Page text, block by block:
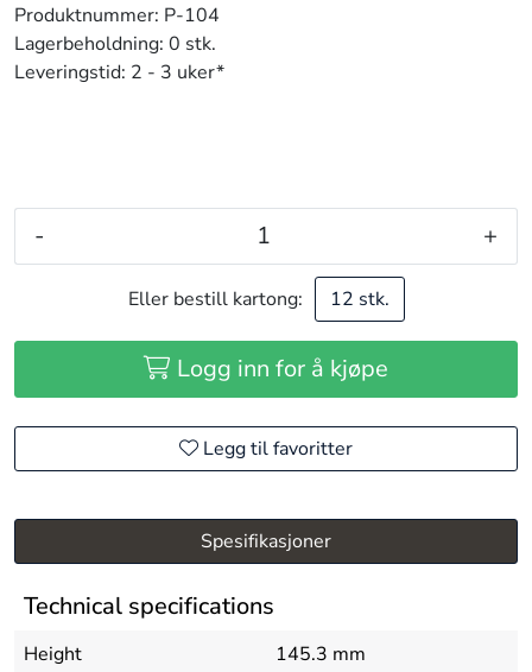
Produktnummer: P-104
Lagerbeholdning: 0 stk.
Leveringstid: 2 - 3 uker*
- +
Eller bestill kartong: 12 stk.
Logg inn for å kjøpe
Legg til favoritter
Spesifikasjoner
Technical specifications
Height
145.3 mm